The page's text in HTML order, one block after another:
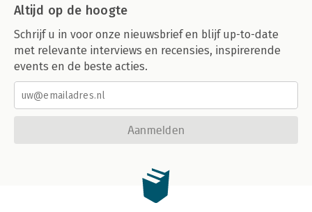
Altijd op de hoogte
Schrijf u in voor onze nieuwsbrief en blijf up-to-date
met relevante interviews en recensies, inspirerende
events en de beste acties.
Aanmelden